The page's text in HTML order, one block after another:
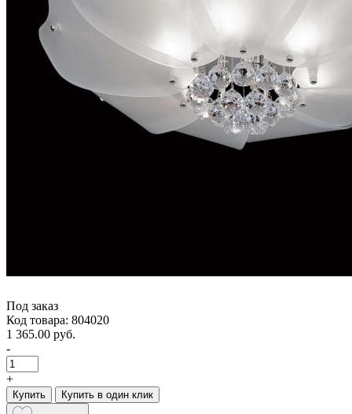
Под заказ
Код товара: 804020
1 365.00 руб.
-
+
Купить Купить в один клик